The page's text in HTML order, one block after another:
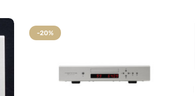
-20%